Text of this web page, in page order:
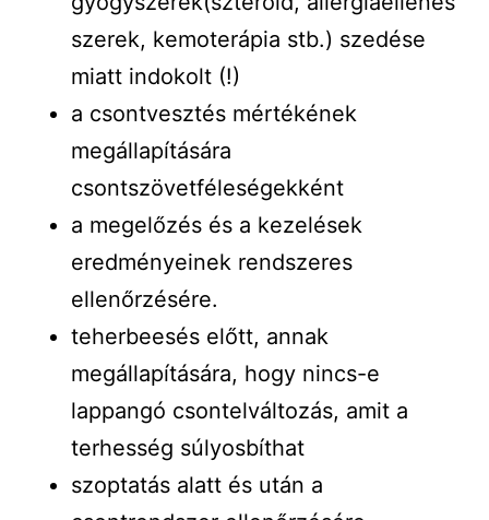
szerek, kemoterápia stb.) szedése
miatt indokolt (!)
a csontvesztés mértékének
megállapítására
csontszövetféleségekként
a megelőzés és a kezelések
eredményeinek rendszeres
ellenőrzésére.
teherbeesés előtt, annak
megállapítására, hogy nincs-e
lappangó csontelváltozás, amit a
terhesség súlyosbíthat
szoptatás alatt és után a